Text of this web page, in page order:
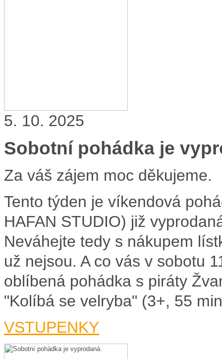
5. 10. 2025
Sobotní pohádka je
Za váš zájem moc děkujeme.
Tento týden je víkendová
HAFAN STUDIO) již
Neváhejte tedy s nákupem
už nejsou. A co vás v sobotu
oblíbená pohádka s piráty
"Kolíbá se velryba" (3+, 55
VSTUPENKY